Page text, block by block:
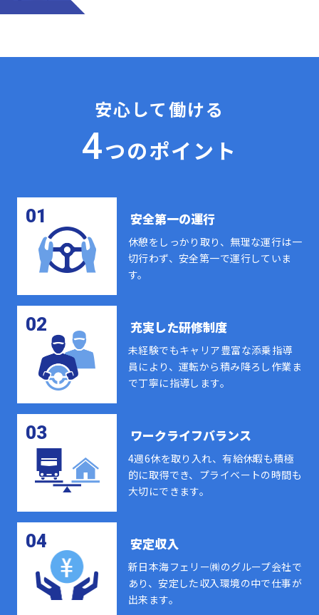
安心して働ける
4つのポイント
01 安全第一の運行
休憩をしっかり取り、無理な運行は一
切行わず、安全第一で運行していま
す。
02 充実した研修制度
未経験でもキャリア豊富な添乗指導
員により、運転から積み降ろし作業ま
で丁寧に指導します。
03 ワークライフバランス
4週6休を取り入れ、有給休暇も積極
的に取得でき、プライベートの時間も
大切にできます。
04 安定収入
新日本海フェリー㈱のグループ会社で
あり、安定した収入環境の中で仕事が
出来ます。